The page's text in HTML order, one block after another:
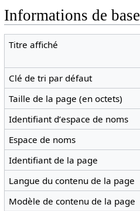
Informations de base
Titre affiché
Clé de tri par défaut
Taille de la page (en octets)
Identifiant dʼespace de noms
Espace de noms
Identifiant de la page
Langue du contenu de la page
Modèle de contenu de la page